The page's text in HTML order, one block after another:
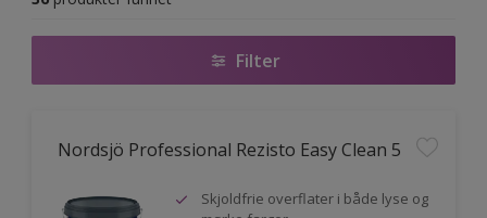
Filter
Nordsjö Professional Rezisto Easy Clean 5
Skjoldfrie overflater i både lyse og